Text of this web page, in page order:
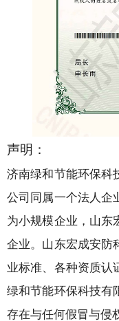
声明：
济南绿和节能环保科
公司同属一个法人企
为小规模企业，山东
企业。山东宏成安防
业标准、各种资质认
绿和节能环保科技有
存在与任何假冒与侵